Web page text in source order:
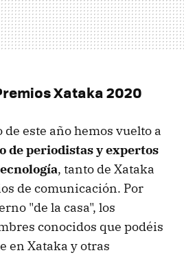
Xataka 2020
este año hemos vuelto a
de periodistas y expertos
, tanto de Xataka
de comunicación. Por
"de la casa", los
conocidos que podéis
en Xataka y otras